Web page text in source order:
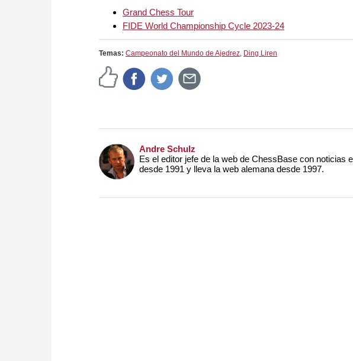
Grand Chess Tour
FIDE World Championship Cycle 2023-24
Temas: Campeonato del Mundo de Ajedrez Ding Liren
Andre Schulz
Es el editor jefe de la web de ChessBase con noticias
desde 1991 y lleva la web alemana desde 1997.